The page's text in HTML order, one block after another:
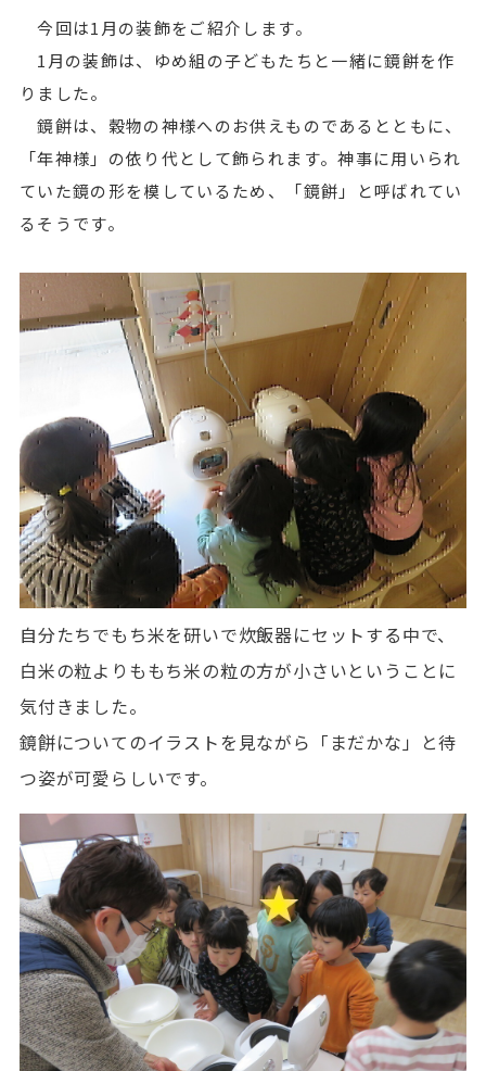
今回は1月の装飾をご紹介します。
1月の装飾は、ゆめ組の子どもたちと一緒に鏡餅を作
りました。
鏡餅は、穀物の神様へのお供えものであるとともに、
「年神様」の依り代として飾られます。神事に用いられ
ていた鏡の形を模しているため、「鏡餅」と呼ばれてい
るそうです。
自分たちでもち米を研いで炊飯器にセットする中で、
白米の粒よりももち米の粒の方が小さいということに
気付きました。
鏡餅についてのイラストを見ながら「まだかな」と待
つ姿が可愛らしいです。